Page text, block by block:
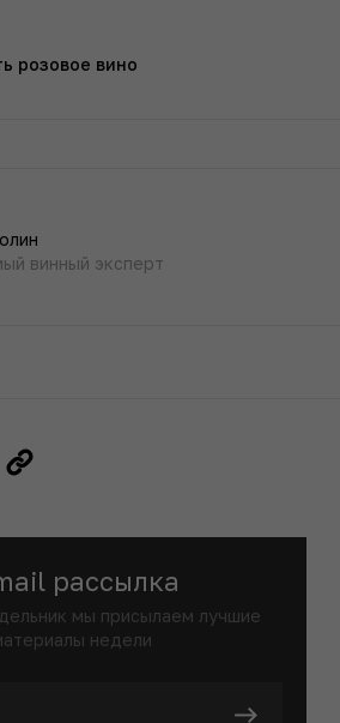
розовое вино
винный эксперт
рассылка
мы присылаем лучшие
недели